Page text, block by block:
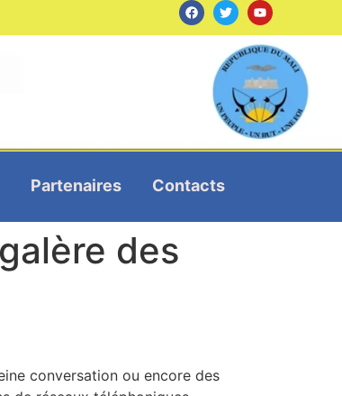
Partenaires Contacts
des
conversation ou encore des